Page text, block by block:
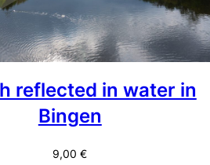
reflected in water in
Bingen
9,00€